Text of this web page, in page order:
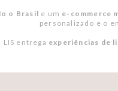
o Brasil e um e-commerce
personalizado e o
LIS entrega experiências de